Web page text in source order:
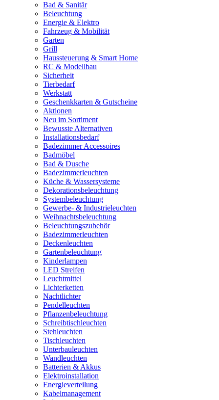
Bad & Sanitär
Beleuchtung
Energie & Elektro
Fahrzeug & Mobilität
Garten
Grill
Haussteuerung & Smart Home
RC & Modellbau
Sicherheit
Tierbedarf
Werkstatt
Geschenkkarten & Gutscheine
Aktionen
Neu im Sortiment
Bewusste Alternativen
Installationsbedarf
Badezimmer Accessoires
Badmöbel
Bad & Dusche
Badezimmerleuchten
Küche & Wassersysteme
Dekorationsbeleuchtung
Systembeleuchtung
Gewerbe- & Industrieleuchten
Weihnachtsbeleuchtung
Beleuchtungszubehör
Badezimmerleuchten
Deckenleuchten
Gartenbeleuchtung
Kinderlampen
LED Streifen
Leuchtmittel
Lichterketten
Nachtlichter
Pendelleuchten
Pflanzenbeleuchtung
Schreibtischleuchten
Stehleuchten
Tischleuchten
Unterbauleuchten
Wandleuchten
Batterien & Akkus
Elektroinstallation
Energieverteilung
Kabelmanagement